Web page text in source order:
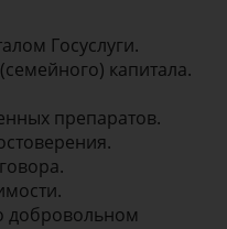
Госуслуги.
капитала.
препаратов.
добровольном